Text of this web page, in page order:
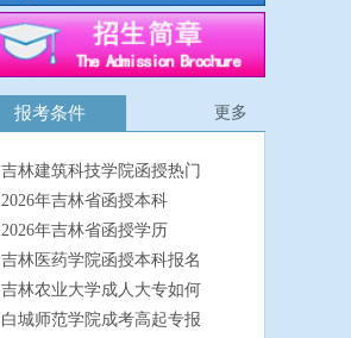
更多
报考条件
吉林建筑科技学院函授热门
2026年吉林省函授本科
2026年吉林省函授学历
吉林医药学院函授本科报名
吉林农业大学成人大专如何
白城师范学院成考高起专报